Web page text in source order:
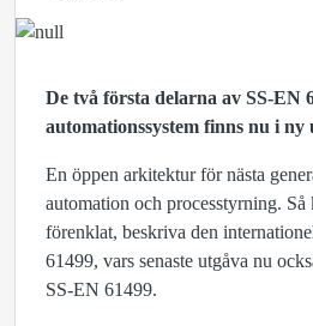
De två första delarna av SS-EN
automationssystem finns nu i ny
En öppen arkitektur för nästa
automation och processtyrning. Så
förenklat, beskriva den
61499, vars senaste utgåva nu
SS-EN 61499.